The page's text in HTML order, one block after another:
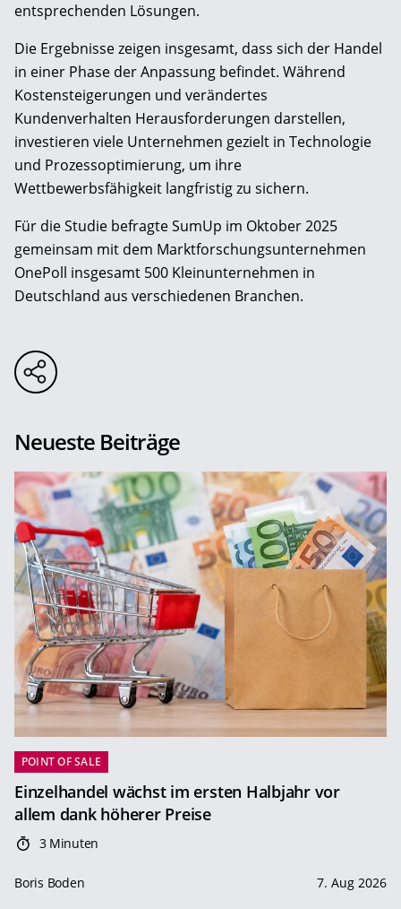
entsprechenden Lösungen.
Die Ergebnisse zeigen insgesamt, dass sich der Handel
in einer Phase der Anpassung befindet. Während
Kostensteigerungen und verändertes
Kundenverhalten Herausforderungen darstellen,
investieren viele Unternehmen gezielt in Technologie
und Prozessoptimierung, um ihre
Wettbewerbsfähigkeit langfristig zu sichern.
Für die Studie befragte SumUp im Oktober 2025
gemeinsam mit dem Marktforschungsunternehmen
OnePoll insgesamt 500 Kleinunternehmen in
Deutschland aus verschiedenen Branchen.
Neueste Beiträge
POINT OF SALE
Einzelhandel wächst im ersten Halbjahr vor
allem dank höherer Preise
3 Minuten
Boris Boden 7. Aug 2026